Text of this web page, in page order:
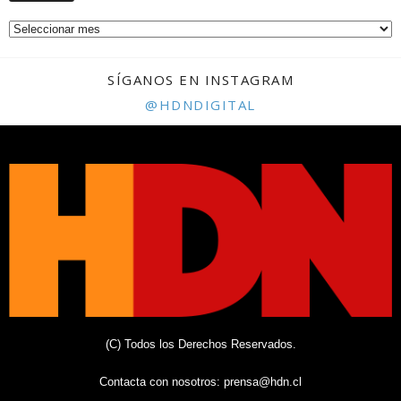
SÍGANOS EN INSTAGRAM
@HDNDIGITAL
(C) Todos los Derechos Reservados.
Contacta con nosotros: prensa@hdn.cl